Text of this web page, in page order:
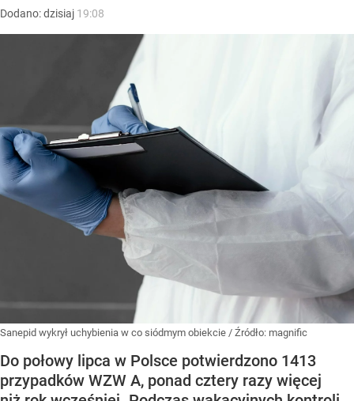
Dodano:dzisiaj 19:08
Sanepid wykrył uchybienia w co siódmym obiekcie / Źródło: magnific
Do połowy lipca w Polsce potwierdzono 1413
przypadków WZW A, ponad cztery razy więcej